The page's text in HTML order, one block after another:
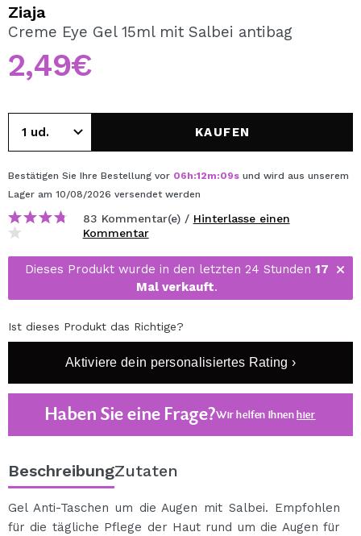
REGISTRIEREN
Durch die Erstellung eines Kontos bei Maquillalia.de
können Sie Ihre Einkäufe schnell tätigen, den Status Ihrer
Ziaja
Creme Eye Gel 15ml mit Salbei antibag
2,49€
KAUFEN
Bestätigen Sie Ihre Bestellung vor 06h:12m:08s und wird aus unserem
Lager am 10/08/2026 versendet werden
83 Kommentar(e) / Hinterlasse einen
Kommentar
Dieses Produkt wurde in den letzten 24 Stunden 17
Mal verkauft.
Ist dieses Produkt das Richtige?
Aktiviere dein personalisiertes Rating ›
Haben Sie eine Frage?Wir helfen Ihnenhier
BeschreibungZutaten
Gel Anti-Taschen um die Augen mit Salbei. Empfohlen
für die tägliche Pflege der Haut rund um die Augen für